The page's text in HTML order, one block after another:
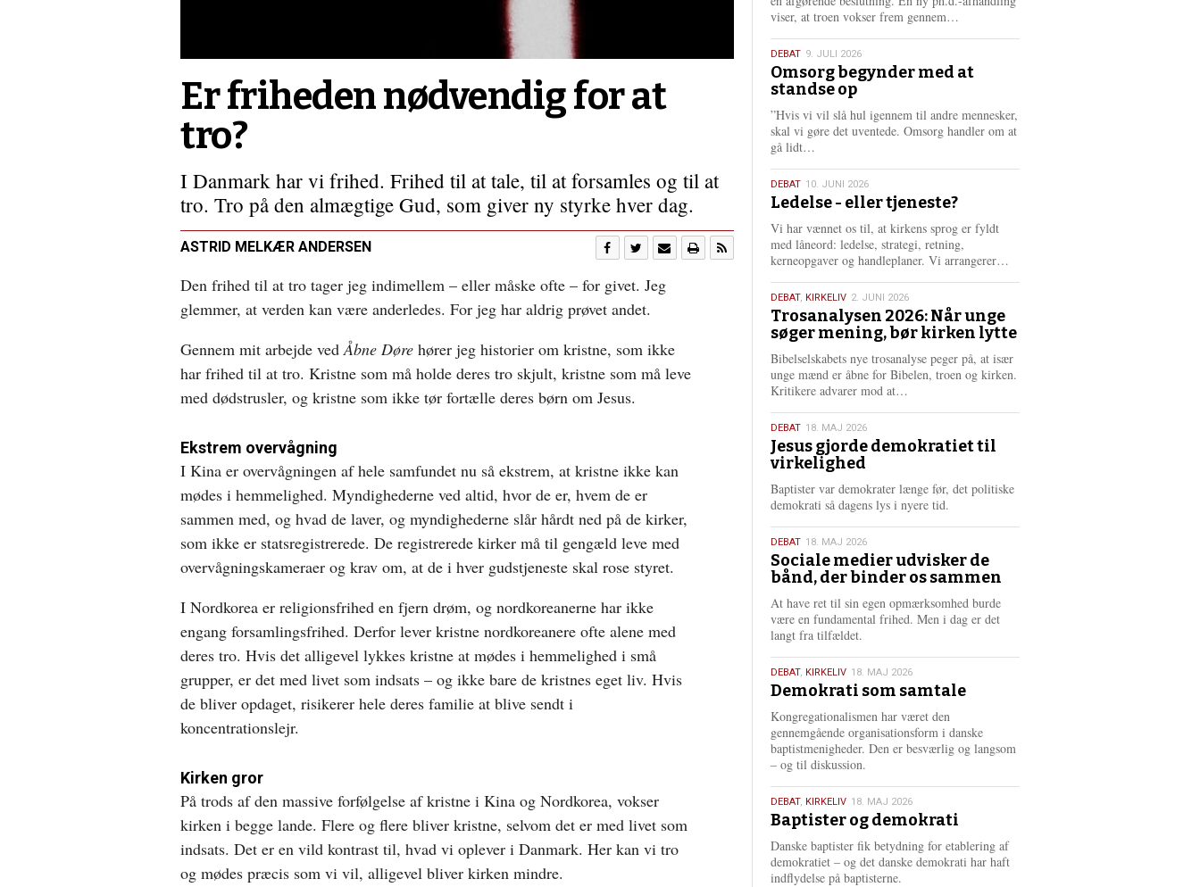
Er friheden nødvendig for at
tro?
I Danmark har vi frihed. Frihed til at tale, til at forsamles og til at
tro. Tro på den almægtige Gud, som giver ny styrke hver dag.
ASTRID MELKÆR ANDERSEN
Den frihed til at tro tager jeg indimellem – eller måske ofte – for givet. Jeg
glemmer, at verden kan være anderledes. For jeg har aldrig prøvet andet.
Gennem mit arbejde vedÅbne Døre hører jeg historier om kristne, som ikke
har frihed til at tro. Kristne som må holde deres tro skjult, kristne som må leve
med dødstrusler, og kristne som ikke tør fortælle deres børn om Jesus.
Ekstrem overvågning
I Kina er overvågningen af hele samfundet nu så ekstrem, at kristne ikke kan
mødes i hemmelighed. Myndighederne ved altid, hvor de er, hvem de er
sammen med, og hvad de laver, og myndighederne slår hårdt ned på de kirker,
som ikke er statsregistrerede. De registrerede kirker må til gengæld leve med
overvågningskameraer og krav om, at de i hver gudstjeneste skal rose styret.
I Nordkorea er religionsfrihed en fjern drøm, og nordkoreanerne har ikke
engang forsamlingsfrihed. Derfor lever kristne nordkoreanere ofte alene med
deres tro. Hvis det alligevel lykkes kristne at mødes i hemmelighed i små
grupper, er det med livet som indsats – og ikke bare de kristnes eget liv. Hvis
de bliver opdaget, risikerer hele deres familie at blive sendt i
koncentrationslejr.
Kirken gror
På trods af den massive forfølgelse af kristne i Kina og Nordkorea, vokser
kirken i begge lande. Flere og flere bliver kristne, selvom det er med livet som
indsats. Det er en vild kontrast til, hvad vi oplever i Danmark. Her kan vi tro
og mødes præcis som vi vil, alligevel bliver kirken mindre.
viser, at troen vokser frem gennem…
e
e
9.
juli
2026
DEBAT 9. JULI 2026
Omsorg begynder med at
standse op
”Hvis vi vil slå hul igennem til andre mennesker,
skal vi gøre det uventede. Omsorg handler om at
gå lidt…
s
e
r
e
10.
juni
2026
DEBAT 10. JUNI 2026
Ledelse - eller tjeneste?
Vi har vænnet os til, at kirkens sprog er fyldt
med låneord: ledelse, strategi, retning,
kerneopgaver og handleplaner. Vi arrangerer…
r
e
2.
juni
2026
DEBAT, KIRKELIV 2. JUNI 2026
Trosanalysen 2026: Når unge
søger mening, bør kirken lytte
Bibelselskabets nye trosanalyse peger på, at især
unge mænd er åbne for Bibelen, troen og kirken.
Kritikere advarer mod at…
e
e
18.
maj
2026
DEBAT 18. MAJ 2026
Jesus gjorde demokratiet til
virkelighed
Baptister var demokrater længe før, det politiske
demokrati så dagens lys i nyere tid.
18.
maj
2026
DEBAT 18. MAJ 2026
Sociale medier udvisker de
bånd, der binder os sammen
At have ret til sin egen opmærksomhed burde
være en fundamental frihed. Men i dag er det
langt fra tilfældet.
18.
maj
2026
DEBAT, KIRKELIV 18. MAJ 2026
Demokrati som samtale
Kongregationalismen har været den
gennemgående organisationsform i danske
baptistmenigheder. Den er besværlig og langsom
– og til diskussion.
18.
maj
2026
DEBAT, KIRKELIV 18. MAJ 2026
Baptister og demokrati
Danske baptister fik betydning for etablering af
demokratiet – og det danske demokrati har haft
indflydelse på baptisterne.